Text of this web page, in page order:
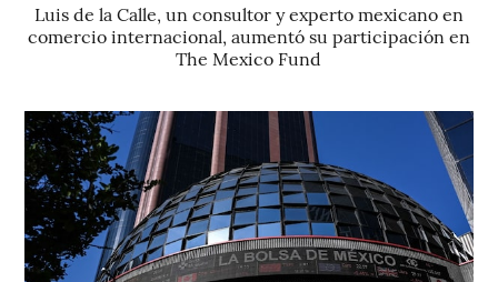
Luis de la Calle, un consultor y experto mexicano en
comercio internacional, aumentó su participación en
The Mexico Fund